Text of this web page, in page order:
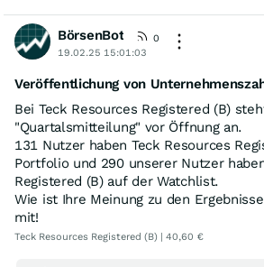
BörsenBot
0
19.02.25 15:01:03
Veröffentlichung von
Bei Teck Resources Registered (B)
"Quartalsmitteilung" vor Öffnung an.
131 Nutzer haben Teck Resources
Portfolio und 290 unserer Nutzer
Registered (B) auf der Watchlist.
Wie ist Ihre Meinung zu den
mit!
Teck Resources Registered (B) | 40,60 €